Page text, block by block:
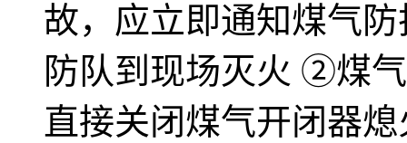
故，应立即通知煤气
防队到现场灭火 ②煤
直接关闭煤气开闭器